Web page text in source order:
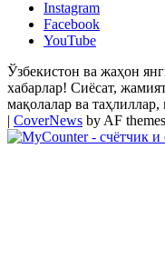
Instagram
Facebook
YouTube
Ўзбекистон ва жаҳон
хабарлар! Сиёсат,
мақолалар ва
| CoverNews by AF